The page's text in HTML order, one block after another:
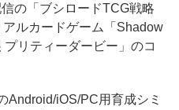
の「ブシロードTCG戦略
ルカードゲーム「Shadow
リティーダービー」のコ
iOS/PC用育成シミ